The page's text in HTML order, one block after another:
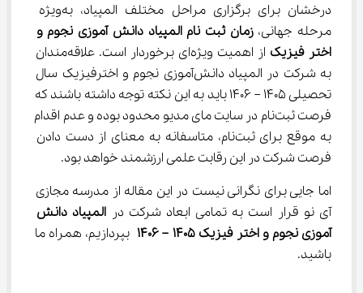
درخشان برای برگزاری مراحل مختلف المپیاد، به‌ویژه
مرحله جهانی، زمان ثبت نام المپیاد دانش آموزی نجوم و
اختر فیزیک
از اهمیت ویژه‌ای برخوردار است. علاقه‌مندان
به شرکت در المپیاد دانش‌آموزی نجوم و اخترفیزیک سال
تحصیلی 1405 – 1406 باید به این نکته توجه داشته باشند که
فرصت ثبت‌نام در سایت مای مدیو محدود بوده و عدم اقدام
به موقع برای ثبت‌نام، متاسفانه به معنای از دست دادن
فرصت شرکت در این رقابت علمی ارزشمند خواهد بود.
اما جایی برای نگرانی نیست در این مقاله از مدرسه مجازی
آی نو قرار است به تمامی ابعاد شرکت در المپیاد دانش
آموزی نجوم و اختر فیزیک 1405 – 1406
بپردازیم، همراه ما
باشید.